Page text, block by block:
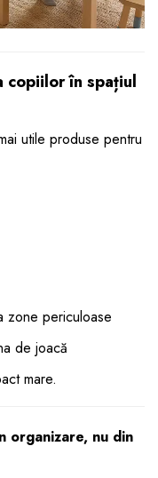
copiilor în spațiul
utile produse pentru
zone periculoase
de joacă
mare.
organizare, nu din